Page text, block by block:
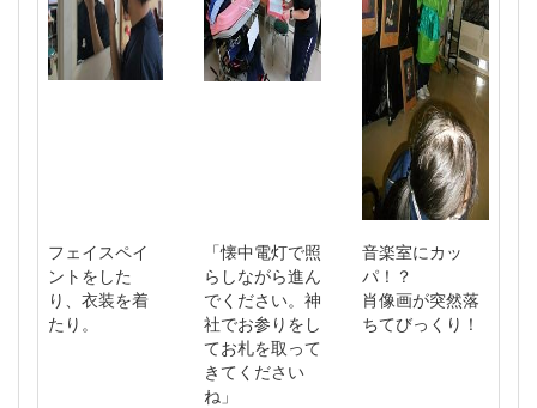
フェイスペイ
ントをした
り、衣装を着
たり。
「懐中電灯で照
らしながら進ん
でください。神
社でお参りをし
てお札を取って
きてください
ね」
音楽室にカッ
パ！？
肖像画が突然落
ちてびっくり！